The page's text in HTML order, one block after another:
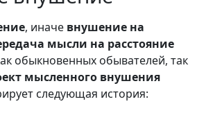
, иначе внушение на
мысли на расстояние
обыкновенных обывателей, так
мысленного внушения
следующая история: